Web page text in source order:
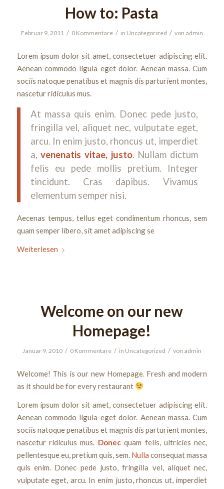
How to: Pasta
Februar 9, 2011 / 0 Kommentare / in Uncategorized / von admin
Lorem ipsum dolor sit amet, consectetuer adipiscing elit.
Aenean commodo ligula eget dolor. Aenean massa. Cum
sociis natoque penatibus et magnis dis parturient montes,
nascetur ridiculus mus.
At massa quis enim. Donec pede justo,
fringilla vel, aliquet nec, vulputate eget,
arcu. In enim justo, rhoncus ut, imperdiet
a,venenatis vitae, justo. Nullam dictum
felis eu pede mollis pretium. Integer
tincidunt. Cras dapibus. Vivamus
elementum semper nisi.
Aecenas tempus, tellus eget condimentum rhoncus, sem
quam semper libero, sit amet adipiscing se
Weiterlesen
Welcome on our new
Homepage!
Januar 9, 2010 / 0 Kommentare / in Uncategorized / von admin
Welcome! This is our new Homepage. Fresh and modern
as it should be for every restaurant
Lorem ipsum dolor sit amet, consectetuer adipiscing elit.
Aenean commodo ligula eget dolor. Aenean massa. Cum
sociis natoque penatibus et magnis dis parturient montes,
nascetur ridiculus mus. Donecquam felis, ultricies nec,
pellentesque eu, pretium quis, sem. Nulla consequat massa
quis enim. Donec pede justo, fringilla vel, aliquet nec,
vulputate eget, arcu. In enim justo, rhoncus ut, imperdiet